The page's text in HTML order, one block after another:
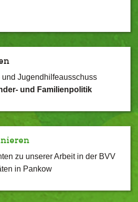
Jugendhilfeausschuss
und Familienpolitik
zu unserer Arbeit in der BVV
in Pankow